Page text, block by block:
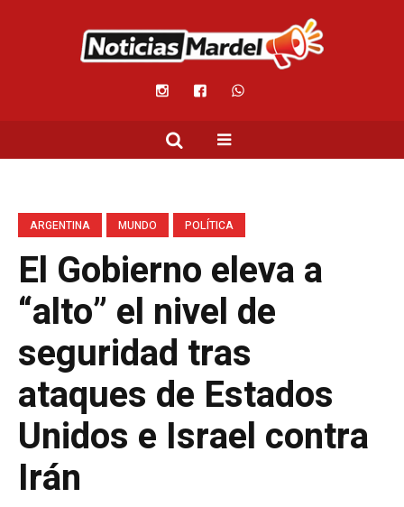
ARGENTINA MUNDO POLÍTICA
El Gobierno eleva a
“alto” el nivel de
seguridad tras
ataques de Estados
Unidos e Israel contra
Irán